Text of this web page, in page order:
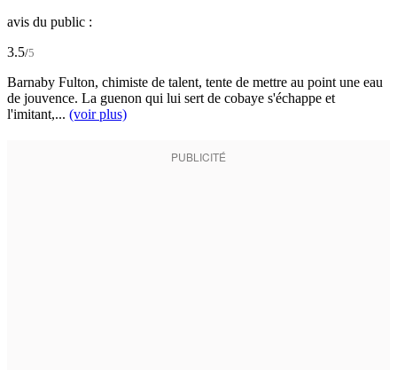
avis du public :
3.5/5
Barnaby Fulton, chimiste de talent, tente de mettre au point une eau
de jouvence. La guenon qui lui sert de cobaye s'échappe et
l'imitant,... (voir plus)